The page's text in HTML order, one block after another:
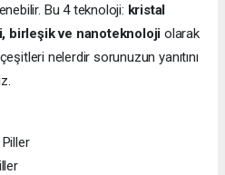
Bu 4 teknoloji: kristal
birleşik ve nanoteknoloji olarak
nelerdir sorunuzun yanıtını